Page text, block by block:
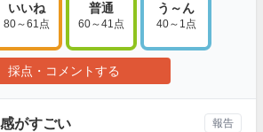
いいね
80～61点
普通
60～41点
う～ん
40～1点
採点・コメントする
がすごい 報告